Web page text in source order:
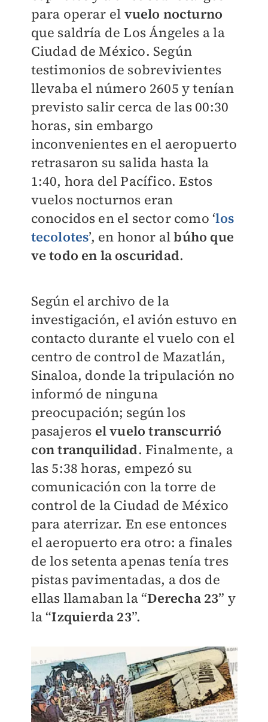
para operar el vuelo nocturno
que saldría de Los Ángeles a la
Ciudad de México. Según
testimonios de sobrevivientes
llevaba el número 2605 y tenían
previsto salir cerca de las 00:30
horas, sin embargo
inconvenientes en el aeropuerto
retrasaron su salida hasta la
1:40, hora del Pacífico. Estos
vuelos nocturnos eran
conocidos en el sector como ‘los
tecolotes’, en honor albúho que
ve todo en la oscuridad.
Según el archivo de la
investigación, el avión estuvo en
contacto durante el vuelo con el
centro de control de Mazatlán,
Sinaloa, donde la tripulación no
informó de ninguna
preocupación; según los
pasajeros el vuelo transcurrió
con tranquilidad. Finalmente, a
las 5:38 horas, empezó su
comunicación con la torre de
control de la Ciudad de México
para aterrizar. En ese entonces
el aeropuerto era otro: a finales
de los setenta apenas tenía tres
pistas pavimentadas, a dos de
ellas llamaban la “Derecha 23” y
la “Izquierda 23”.